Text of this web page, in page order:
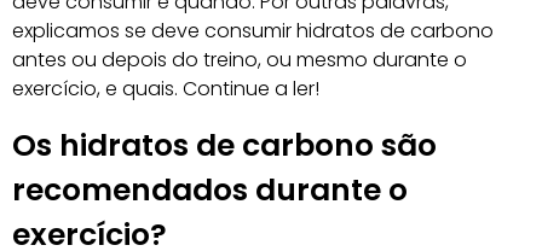
explicamos se deve consumir hidratos de carbono
antes ou depois do treino, ou mesmo durante o
exercício, e quais. Continue a ler!
Os hidratos de carbono são
recomendados durante o
exercício?